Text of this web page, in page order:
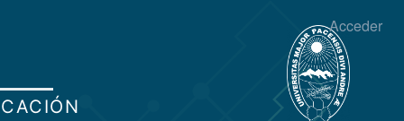
Acceder